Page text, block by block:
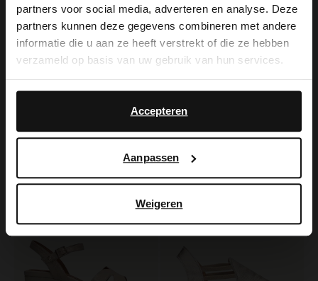
partners voor social media, adverteren en analyse. Deze
partners kunnen deze gegevens combineren met andere
informatie die u aan ze heeft verstrekt of die ze hebben
verzameld op basis van uw gebruik van hun services.
Accepteren
Aanpassen
Weigeren
Manfield
120.00
60.00
Manfield
100.00
40.00
It looks like your language isn't Dutch. Would
you like to switch to English?
English